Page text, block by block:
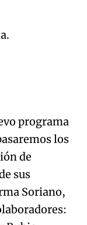
programa
los
de
sus
Soriano,